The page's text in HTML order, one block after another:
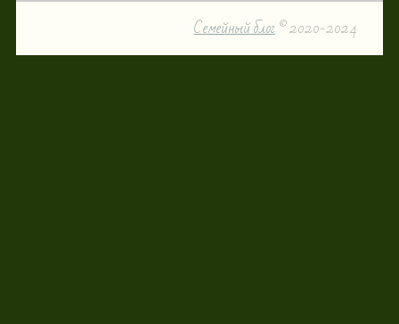
Семейный блог© 2020-2024